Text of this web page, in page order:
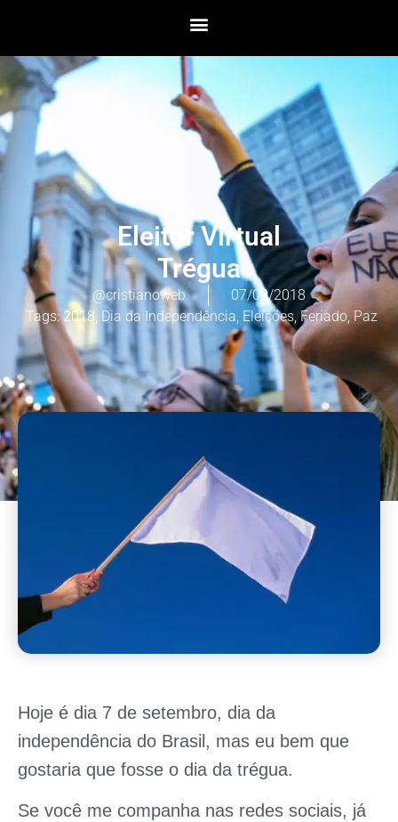
Eleitor Virtual
Trégua
@cristianoweb
07/09/2018
Tags:2018, Dia da Independência, Eleições,Feriado,Paz
Hoje é dia 7 de setembro, dia da
independência do Brasil, mas eu bem que
gostaria que fosse o dia da trégua.
Se você me companha nas redes sociais, já